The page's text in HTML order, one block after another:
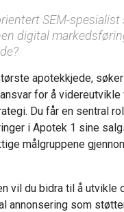
SEM-
digital
apotekkjede,
for å videreutvikle
Du får en sentral
i Apotek 1 sine
målgruppene
vil du bidra til å utvikle
annonsering som